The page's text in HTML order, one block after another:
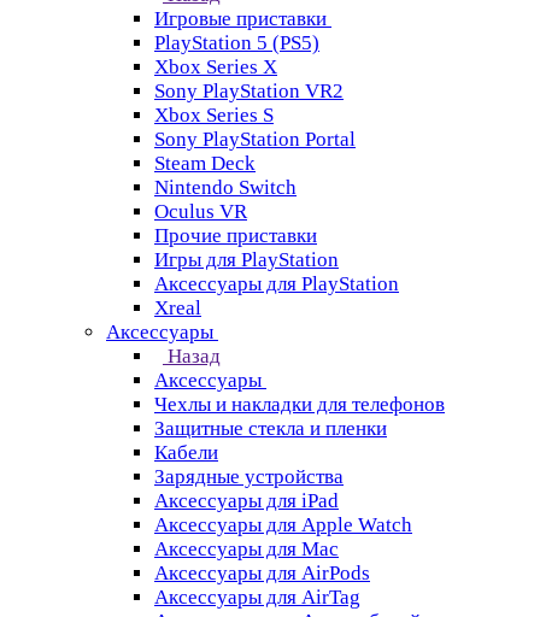
Игровые приставки
PlayStation 5 (PS5)
Xbox Series X
Sony PlayStation VR2
Xbox Series S
Sony PlayStation Portal
Steam Deck
Nintendo Switch
Oculus VR
Прочие приставки
Игры для PlayStation
Аксессуары для PlayStation
Xreal
Аксессуары
Назад
Аксессуары
Чехлы и накладки для телефонов
Защитные стекла и пленки
Кабели
Зарядные устройства
Аксессуары для iPad
Аксессуары для Apple Watch
Аксессуары для Mac
Аксессуары для AirPods
Аксессуары для AirTag